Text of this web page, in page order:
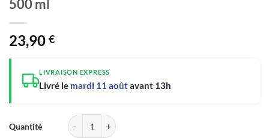
500 ml
23,90 €
LIVRAISON EXPRESS
Livré le mardi 11 aoûtavant 13h
quantité de Bouteille isotherme - J'peux pas j'ai Rugby 500 ml